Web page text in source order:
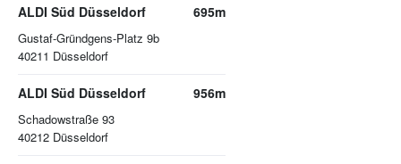
ALDI Süd Düsseldorf
Gustaf-Gründgens-Platz 9b
40211 Düsseldorf
695m
ALDI Süd Düsseldorf
Schadowstraße 93
40212 Düsseldorf
956m